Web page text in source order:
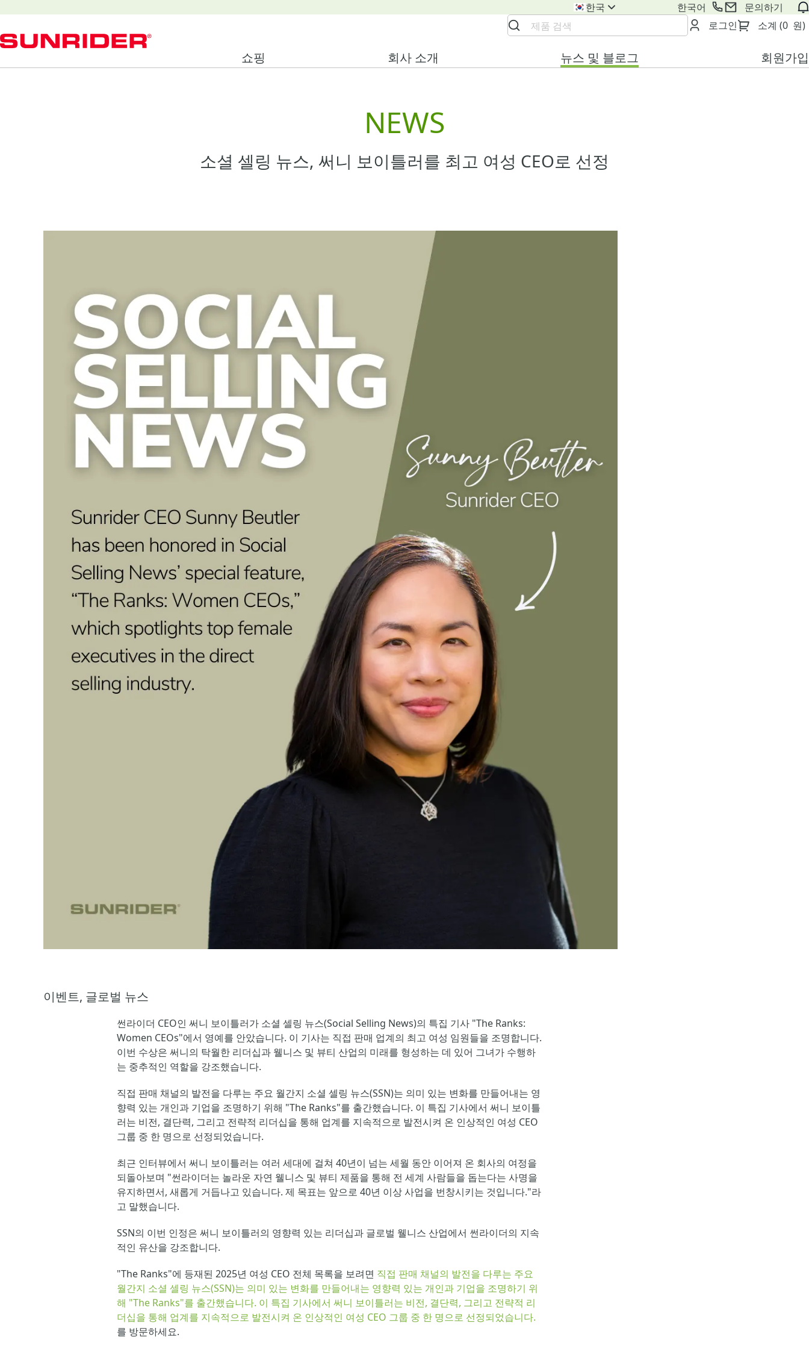
________________
한국 한국어
문의하기
로그인
소계 (0  원)
쇼핑 회사 소개 뉴스 및 블로그 회원가입
NEWS
소셜 셀링 뉴스, 써니 보이틀러를 최고 여성 CEO로 선정
이벤트, 글로벌 뉴스
썬라이더 CEO인 써니 보이틀러가 소셜 셀링 뉴스(Social Selling News)의 특집 기사 "The Ranks:
Women CEOs"에서 영예를 안았습니다. 이 기사는 직접 판매 업계의 최고 여성 임원들을 조명합니다.
이번 수상은 써니의 탁월한 리더십과 웰니스 및 뷰티 산업의 미래를 형성하는 데 있어 그녀가 수행하
는 중추적인 역할을 강조했습니다.
직접 판매 채널의 발전을 다루는 주요 월간지 소셜 셀링 뉴스(SSN)는 의미 있는 변화를 만들어내는 영
향력 있는 개인과 기업을 조명하기 위해 "The Ranks"를 출간했습니다. 이 특집 기사에서 써니 보이틀
러는 비전, 결단력, 그리고 전략적 리더십을 통해 업계를 지속적으로 발전시켜 온 인상적인 여성 CEO
그룹 중 한 명으로 선정되었습니다.
최근 인터뷰에서 써니 보이틀러는 여러 세대에 걸쳐 40년이 넘는 세월 동안 이어져 온 회사의 여정을
되돌아보며 "썬라이더는 놀라운 자연 웰니스 및 뷰티 제품을 통해 전 세계 사람들을 돕는다는 사명을
유지하면서, 새롭게 거듭나고 있습니다. 제 목표는 앞으로 40년 이상 사업을 번창시키는 것입니다."라
고 말했습니다.
SSN의 이번 인정은 써니 보이틀러의 영향력 있는 리더십과 글로벌 웰니스 산업에서 썬라이더의 지속
적인 유산을 강조합니다.
"The Ranks"에 등재된 2025년 여성 CEO 전체 목록을 보려면 직접 판매 채널의 발전을 다루는 주요
월간지 소셜 셀링 뉴스(SSN)는 의미 있는 변화를 만들어내는 영향력 있는 개인과 기업을 조명하기 위
해 "The Ranks"를 출간했습니다. 이 특집 기사에서 써니 보이틀러는 비전, 결단력, 그리고 전략적 리
더십을 통해 업계를 지속적으로 발전시켜 온 인상적인 여성 CEO 그룹 중 한 명으로 선정되었습니다.
를 방문하세요.